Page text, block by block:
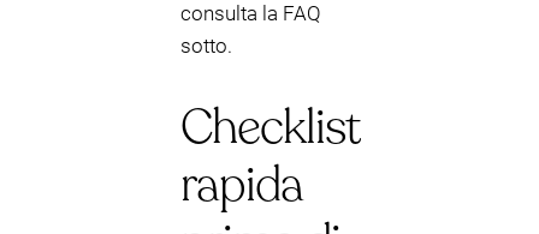
consulta la FAQ
sotto.
Checklist
rapida